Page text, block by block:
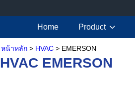
Home Product
หน้าหลัก > HVAC > EMERSON
HVAC EMERSON